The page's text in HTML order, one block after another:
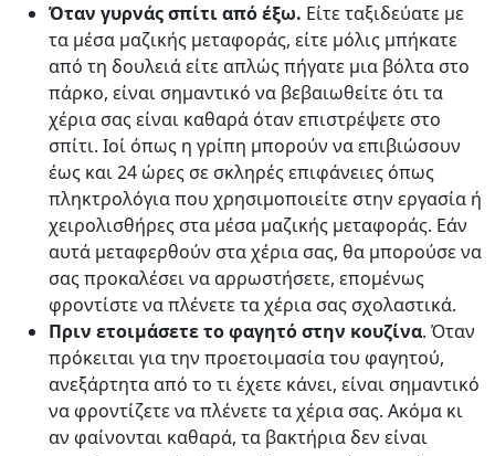
Όταν γυρνάς σπίτι από έξω. Είτε ταξιδεύατε με
τα μέσα μαζικής μεταφοράς, είτε μόλις μπήκατε
από τη δουλειά είτε απλώς πήγατε μια βόλτα στο
πάρκο, είναι σημαντικό να βεβαιωθείτε ότι τα
χέρια σας είναι καθαρά όταν επιστρέψετε στο
σπίτι. Ιοί όπως η γρίπη μπορούν να επιβιώσουν
έως και 24 ώρες σε σκληρές επιφάνειες όπως
πληκτρολόγια που χρησιμοποιείτε στην εργασία ή
χειρολισθήρες στα μέσα μαζικής μεταφοράς. Εάν
αυτά μεταφερθούν στα χέρια σας, θα μπορούσε να
σας προκαλέσει να αρρωστήσετε, επομένως
φροντίστε να πλένετε τα χέρια σας σχολαστικά.
Πριν ετοιμάσετε το φαγητό στην κουζίνα. Όταν
πρόκειται για την προετοιμασία του φαγητού,
ανεξάρτητα από το τι έχετε κάνει, είναι σημαντικό
να φροντίζετε να πλένετε τα χέρια σας. Ακόμα κι
αν φαίνονται καθαρά, τα βακτήρια δεν είναι